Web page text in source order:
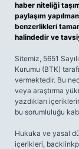
haber niteliği
paylaşım
benzerlikleri
halindedir ve
Sitemiz, 5651
Kurumu (BTK)
vermektedir. Bu
veya araştırma
yazdıkları
bu sorumluluğu
Hukuka ve yasal
içerikleri,